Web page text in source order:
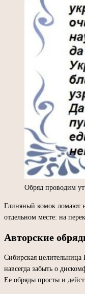
Обряд проводим
Глиняный комок ломают
отдельном месте: на
Авторские
Сибирская
навсегда забыть о
Ее обряды просты и